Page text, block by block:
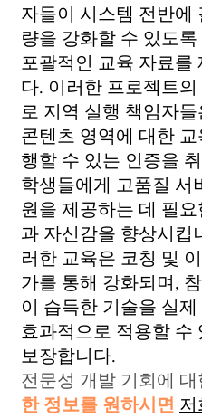
자들이 시스템 전반에
량을 강화할 수 있도록
포괄적인 교육 자료를
다. 이러한 프로젝트의
로 지역 실행 책임자들
콘텐츠 영역에 대한 교
행할 수 있는 인증을
학생들에게 고품질 서
원을 제공하는 데 필
과 자신감을 향상시킵
러한 교육은 코칭 및
가를 통해 강화되며,
이 습득한 기술을 실제
효과적으로 적용할 수
보장합니다.
전문성 개발 기회에 대
한 정보를 원하시면 저